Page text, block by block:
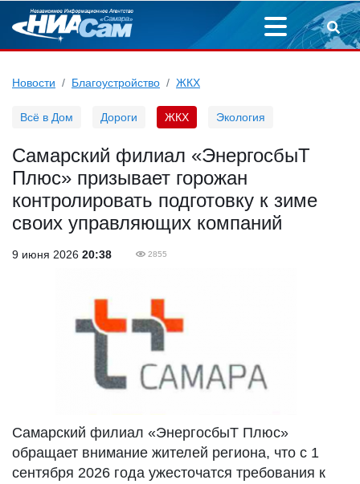
Новости Благоустройство ЖКХ
Всё в Дом Дороги ЖКХ Экология
Самарский филиал «ЭнергосбыТ
Плюс» призывает горожан
контролировать подготовку к зиме
своих управляющих компаний
9 июня 2026 20:38 2855
Самарский филиал «ЭнергосбыТ Плюс»
обращает внимание жителей региона, что с 1
сентября 2026 года ужесточатся требования к